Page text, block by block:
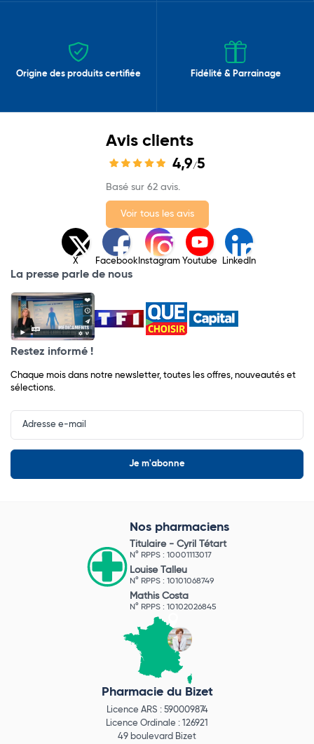
Origine des produits certifiée Fidélité & Parrainage
Avis clients
4,9/5
Basé sur 62 avis.
Voir tous les avis
X Facebook Instagram Youtube LinkedIn
La presse parle de nous
Restez informé !
Chaque mois dans notre newsletter, toutes les offres, nouveautés et
sélections.
Input
Newsletter
Nos pharmaciens
Titulaire - Cyril Tétart
N° RPPS : 10001113017
Louise Talleu
N° RPPS : 10101068749
Mathis Costa
N° RPPS : 10102026845
Pharmacie du Bizet
Licence ARS : 590009874
Licence Ordinale : 126921
49 boulevard Bizet